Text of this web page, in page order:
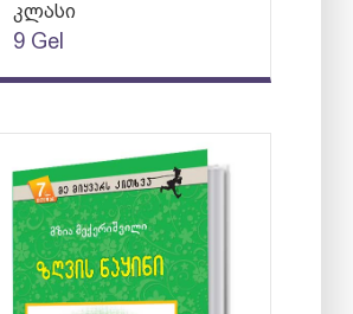
კლასი
9 Gel